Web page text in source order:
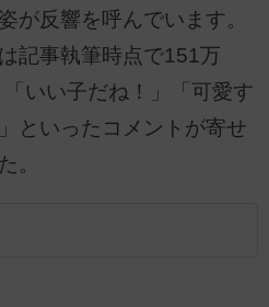
が反響を呼んでいます。
記事執筆時点で151万
いい子だね！」「可愛す
といったコメントが寄せ
。